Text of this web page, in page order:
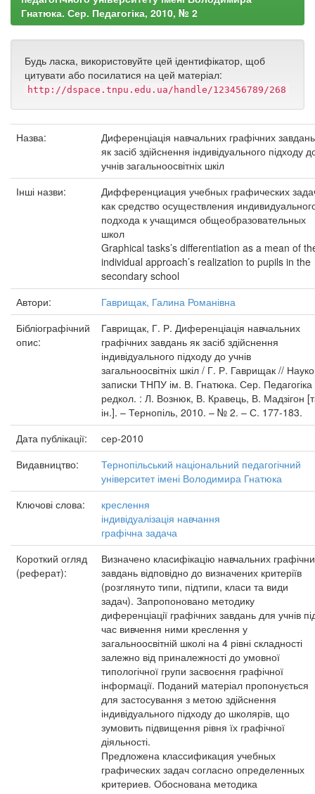
Гнатюка. Сер. Педагогіка, 2010, № 2
Будь ласка, використовуйте цей ідентифікатор, щоб
цитувати або посилатися на цей матеріал:
http://dspace.tnpu.edu.ua/handle/123456789/268
Назва:
Диференціація навчальних графічних завдань
як засіб здійснення індивідуального підходу
учнів загальноосвітніх шкіл
Інші назви:
Дифференциация учебных графических
как средство осуществления
подхода к учащимся общеобразовательных
школ
Graphical tasks’s differentiation as a mean of
individual approach’s realization to pupils in the
secondary school
Автори:
Гаврищак, Галина Романівна
Бібліографічний
опис:
Гаврищак, Г. Р. Диференціація навчальних
графічних завдань як засіб здійснення
індивідуального підходу до учнів
загальноосвітніх шкіл / Г. Р. Гаврищак //
записки ТНПУ ім. В. Гнатюка. Сер. Педагогіка
редкол. : Л. Вознюк, В. Кравець, В. Мадзігон
ін.]. – Тернопіль, 2010. – № 2. – С. 177-183.
Дата публікації:
сер-2010
Видавництво:
Тернопільський національний педагогічний
університет імені Володимира Гнатюка
Ключові слова:
креслення
індивідуалізація навчання
графічна задача
Короткий огляд
(реферат):
Визначено класифікацію навчальних
завдань відповідно до визначених критеріїв
(розглянуто типи, підтипи, класи та види
задач). Запропоновано методику
диференціації графічних завдань для учнів
час вивчення ними креслення у
загальноосвітній школі на 4 рівні складності
залежно від приналежності до умовної
типологічної групи засвоєння графічної
інформації. Поданий матеріал пропонується
для застосування з метою здійснення
індивідуального підходу до школярів, що
зумовить підвищення рівня їх графічної
діяльності.
Предложена классификация учебных
графических задач согласно определенных
критериев. Обоснована методика